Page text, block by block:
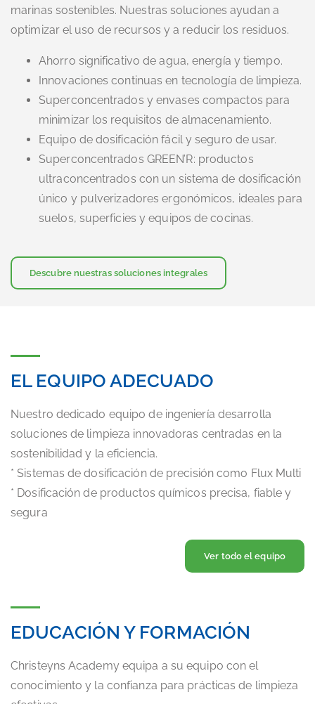
marinas sostenibles. Nuestras soluciones ayudan a
optimizar el uso de recursos y a reducir los residuos.
Ahorro significativo de agua, energía y tiempo.
Innovaciones continuas en tecnología de limpieza.
Superconcentrados y envases compactos para
minimizar los requisitos de almacenamiento.
Equipo de dosificación fácil y seguro de usar.
Superconcentrados GREEN’R: productos
ultraconcentrados con un sistema de dosificación
único y pulverizadores ergonómicos, ideales para
suelos, superficies y equipos de cocinas.
Descubre nuestras soluciones integrales
EL EQUIPO ADECUADO
Nuestro dedicado equipo de ingeniería desarrolla
soluciones de limpieza innovadoras centradas en la
sostenibilidad y la eficiencia.
* Sistemas de dosificación de precisión como Flux Multi
* Dosificación de productos químicos precisa, fiable y
segura
Ver todo el equipo
EDUCACIÓN Y FORMACIÓN
Christeyns Academy equipa a su equipo con el
conocimiento y la confianza para prácticas de limpieza